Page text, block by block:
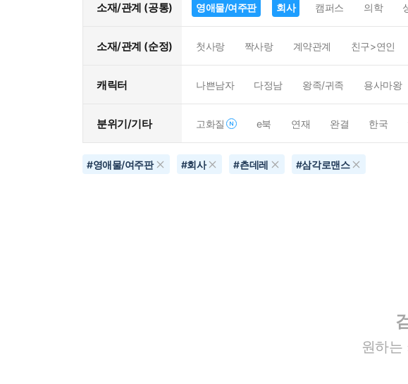
소재/관계 (공통) 영애물/여주판 회사 캠퍼스 의학
소재/관계 (순정) 첫사랑 짝사랑 계약관계 친구>연인
캐릭터 나쁜남자 다정남 왕족/귀족 용사마왕
분위기/기타 고화질 e북 연재 완결 한국
#영애물/여주판 #회사 #츤데레 #삼각로맨스
원하는